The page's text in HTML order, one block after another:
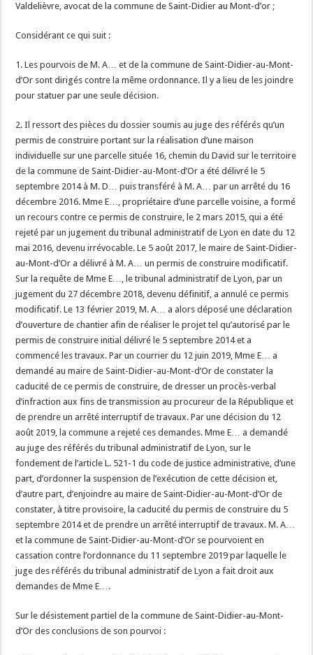
Valdelièvre, avocat de la commune de Saint-Didier au Mont-d’or ;
Considérant ce qui suit :
1. Les pourvois de M. A… et de la commune de Saint-Didier-au-Mont-
d’Or sont dirigés contre la même ordonnance. Il y a lieu de les joindre
pour statuer par une seule décision.
2. Il ressort des pièces du dossier soumis au juge des référés qu’un
permis de construire portant sur la réalisation d’une maison
individuelle sur une parcelle située 16, chemin du David sur le territoire
de la commune de Saint-Didier-au-Mont-d’Or a été délivré le 5
septembre 2014 à M. D… puis transféré à M. A… par un arrêté du 16
décembre 2016. Mme E…, propriétaire d’une parcelle voisine, a formé
un recours contre ce permis de construire, le 2 mars 2015, qui a été
rejeté par un jugement du tribunal administratif de Lyon en date du 12
mai 2016, devenu irrévocable. Le 5 août 2017, le maire de Saint-Didier-
au-Mont-d’Or a délivré à M. A… un permis de construire modificatif.
Sur la requête de Mme E…, le tribunal administratif de Lyon, par un
jugement du 27 décembre 2018, devenu définitif, a annulé ce permis
modificatif. Le 13 février 2019, M. A… a alors déposé une déclaration
d’ouverture de chantier afin de réaliser le projet tel qu’autorisé par le
permis de construire initial délivré le 5 septembre 2014 et a
commencé les travaux. Par un courrier du 12 juin 2019, Mme E… a
demandé au maire de Saint-Didier-au-Mont-d’Or de constater la
caducité de ce permis de construire, de dresser un procès-verbal
d’infraction aux fins de transmission au procureur de la République et
de prendre un arrêté interruptif de travaux. Par une décision du 12
août 2019, la commune a rejeté ces demandes. Mme E… a demandé
au juge des référés du tribunal administratif de Lyon, sur le
fondement de l’article L. 521-1 du code de justice administrative, d’une
part, d’ordonner la suspension de l’exécution de cette décision et,
d’autre part, d’enjoindre au maire de Saint-Didier-au-Mont-d’Or de
constater, à titre provisoire, la caducité du permis de construire du 5
septembre 2014 et de prendre un arrêté interruptif de travaux. M. A…
et la commune de Saint-Didier-au-Mont-d’Or se pourvoient en
cassation contre l’ordonnance du 11 septembre 2019 par laquelle le
juge des référés du tribunal administratif de Lyon a fait droit aux
demandes de Mme E….
Sur le désistement partiel de la commune de Saint-Didier-au-Mont-
d’Or des conclusions de son pourvoi :